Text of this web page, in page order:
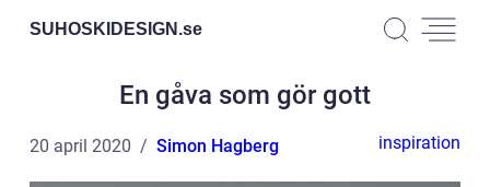
SUHOSKIDESIGN.se
En gåva som gör gott
20 april 2020 Simon Hagberg inspiration